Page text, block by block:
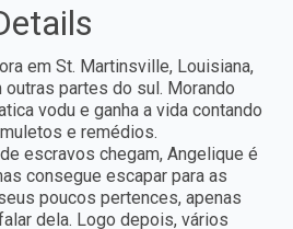
em St. Martinsville, Louisiana,
partes do sul. Morando
vodu e ganha a vida contando
e remédios.
escravos chegam, Angelique é
consegue escapar para as
poucos pertences, apenas
dela. Logo depois, vários